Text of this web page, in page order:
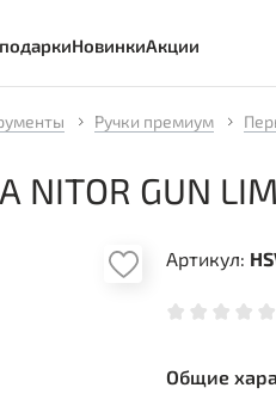
НовинкиАкции
Ручки премиум
GUN
Артикул:
Общие